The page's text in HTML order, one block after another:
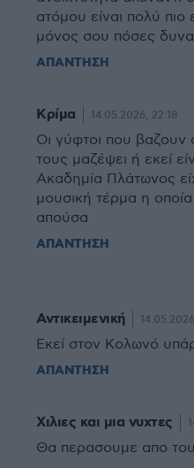
ατόμου είναι πολύ
μόνος σου πόσες
ΑΠΑΝΤΗΣΗ
Κρίμα 14.05.2026, 22:18
Οι γύφτοι που βαζουν
τους μαζέψει ή εκεί
Ακαδημία Πλάτωνος
μουσική τέρμα η
απούσα
ΑΠΑΝΤΗΣΗ
Αντικειμενική
Εκεί στον Κολωνό
ΑΠΑΝΤΗΣΗ
Χιλιες και μια νυχτες
Θα περασουμε απο